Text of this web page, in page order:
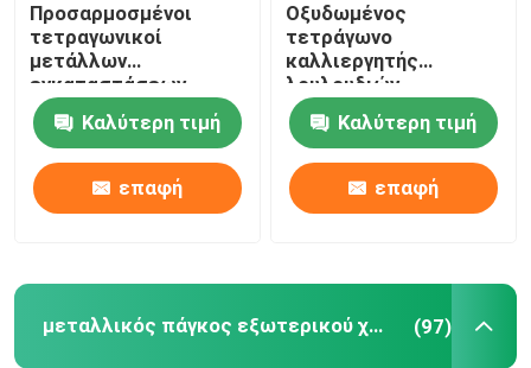
Προσαρμοσμένοι
τετραγωνικοί
μετάλλων
εγκαταστάσεων
ορθογώνιοι
καλλιεργητές χάλυβα
δοχείων υπαίθριοι
Καλύτερη τιμή
επαφή
Οξυδωμένος
τετράγωνο
καλλιεργητής
λουλουδιών
μετάλλων δοχείων
λουλουδιών Corten για
τον κήπο/το
ναυπηγείο
Καλύτερη τιμή
επαφή
μεταλλικός πάγκος εξωτερικού χώρου (97)